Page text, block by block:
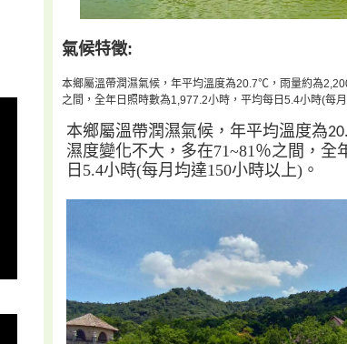
氣候特徵:
本鄉屬溫帶潤濕氣候，年平均溫度為20.7℃，雨量約為
之間，全年日照時數為1,977.2小時，平均每日5.4小時(每
本鄉屬溫帶潤濕氣候 ， 年平均溫度為
濕度變化不大，多在71~81 ％之間，全
日 5.4小時(每月均達150小時以上) 。